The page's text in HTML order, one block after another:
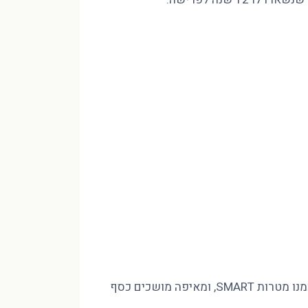
מינוס בהכנסה של 10,000 ₪ לא נסגר בחיסכון שאין לכם, אלא בסדר. פיטר הוד CFP מסביר איך בונים חזון לעשור, גוזרים ממנו מטרות SMART, ומאיפה מושכים כסף